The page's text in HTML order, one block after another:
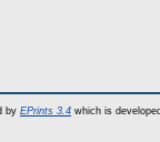
by EPrints 3.4 which is